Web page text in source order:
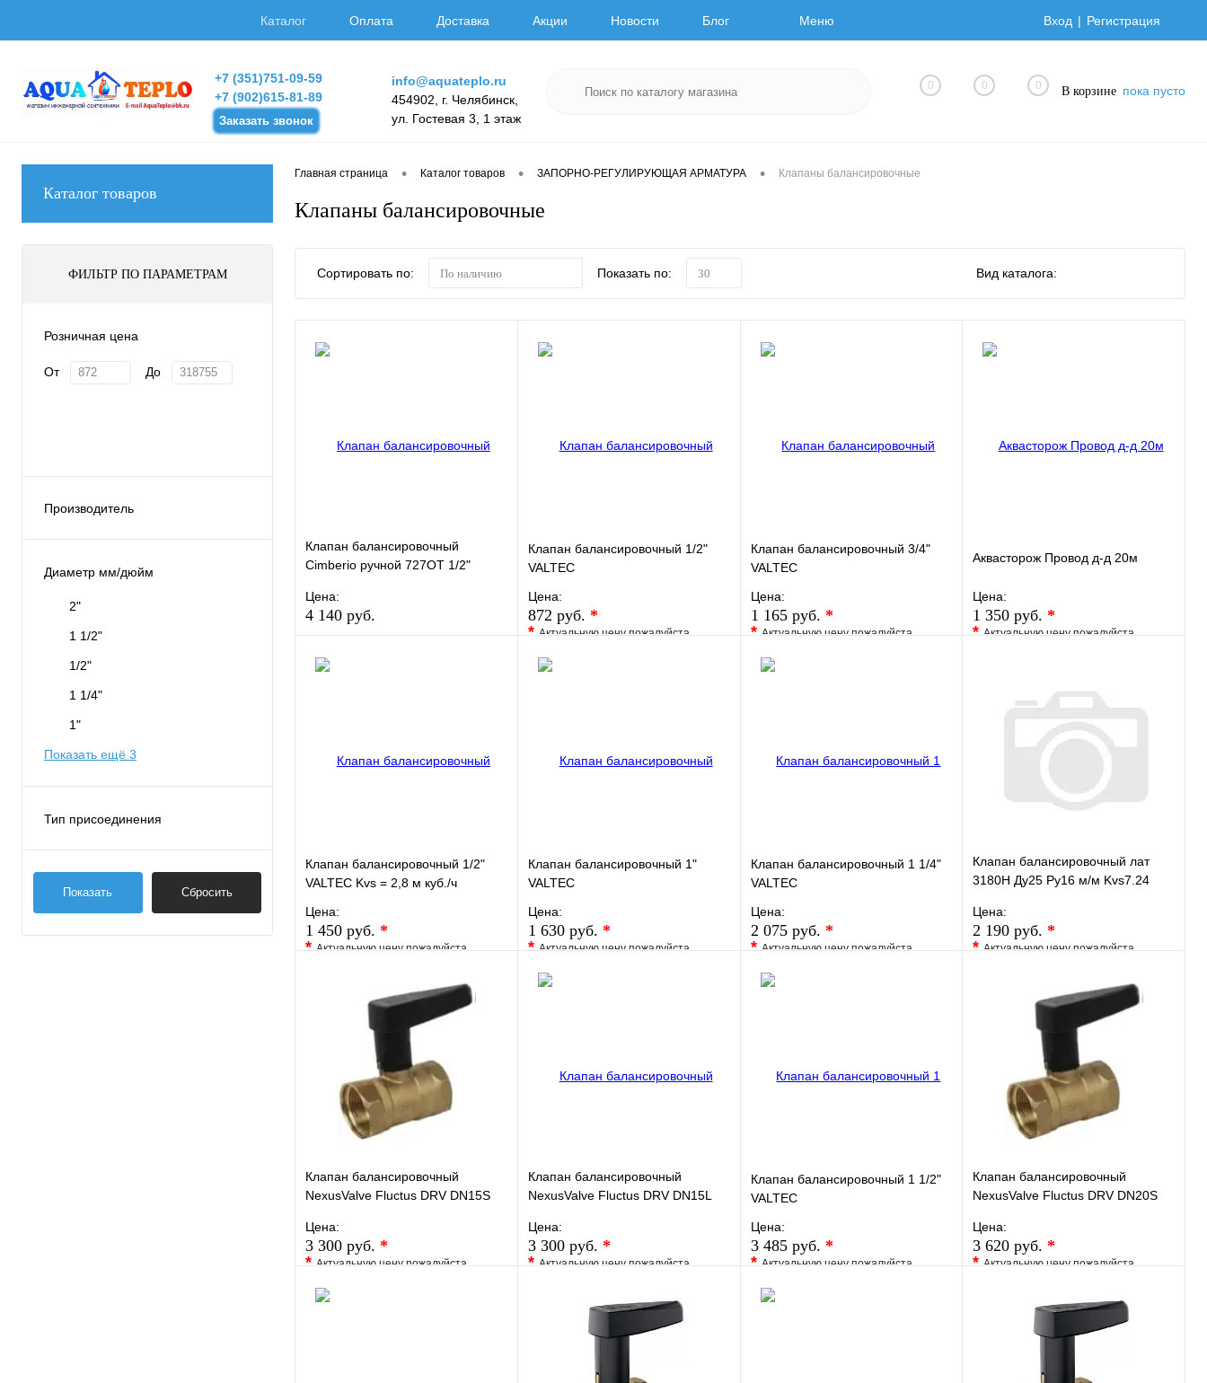
Каталог Оплата Доставка Акции Новости Блог Меню Вход Регистрация
+7 (351)751-09-59
+7 (902)615-81-89
Заказать звонок
info@aquateplo.ru
454902, г. Челябинск,
ул. Гостевая 3, 1 этаж
0 0 0 В корзине пока пусто
Каталог товаров
ФИЛЬТР ПО ПАРАМЕТРАМ
Розничная цена
От До
Производитель
Cimberio
Danfoss
Показать ещё 7
Диаметр мм/дюйм
2"
1 1/2"
1/2"
1 1/4"
1"
Показать ещё 3
Тип присоединения
резьбаПоказать Сбросить
Главная страница • Каталог товаров • ЗАПОРНО-РЕГУЛИРУЮЩАЯ АРМАТУРА • Клапаны балансировочные
Клапаны балансировочные
Сортировать по: По наличию Показать по: 30 Вид каталога:
Клапан балансировочный
Cimberio ручной 727ОТ 1/2"
без изм. ниппелей
Цена:
4 140 руб.
Купить в 1 клик
Клапан балансировочный 1/2"
VALTEC
Цена:
872 руб. *
*Актуальную цену пожалуйста
В корзину
Клапан балансировочный 3/4"
VALTEC
Цена:
1 165 руб. *
*Актуальную цену пожалуйста
В корзину
Аквасторож Провод д-д 20м
Цена:
1 350 руб. *
*Актуальную цену пожалуйста
Купить в 1 клик Под заказ
Клапан балансировочный 1/2"
VALTEC Kvs = 2,8 м куб./ч
Цена:
1 450 руб. *
*Актуальную цену пожалуйста
В избранное Сравнение
Купить в 1 клик
В корзину
Клапан балансировочный 1"
VALTEC
Цена:
1 630 руб. *
*Актуальную цену пожалуйста
В корзину
Клапан балансировочный 1 1/4"
VALTEC
Цена:
2 075 руб. *
*Актуальную цену пожалуйста
В корзину
Клапан балансировочный лат
3180Н Ду25 Ру16 м/м Kvs7.24
Цена:
2 190 руб. *
*Актуальную цену пожалуйста
В избранное Сравнение
Купить в 1 клик
В корзину
Клапан балансировочный
NexusValve Fluctus DRV DN15S
MN80597.442
Цена:
3 300 руб. *
*Актуальную цену пожалуйста
Клапан балансировочный
NexusValve Fluctus DRV DN15L
MN80597.441
Цена:
3 300 руб. *
*Актуальную цену пожалуйста
В избранное Сравнение
Купить в 1 клик
Клапан балансировочный 1 1/2"
VALTEC
Цена:
3 485 руб. *
*Актуальную цену пожалуйста
Клапан балансировочный
NexusValve Fluctus DRV DN20S
MN80597.444
Цена:
3 620 руб. *
*Актуальную цену пожалуйста
В избранное Сравнение
Купить в 1 клик